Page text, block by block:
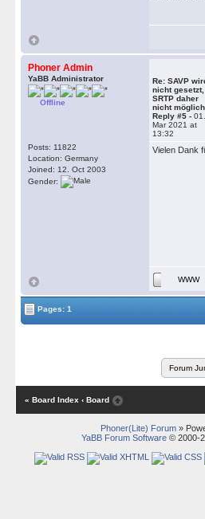
Phoner Admin
YaBB Administrator
Offline
Posts: 11822
Location: Germany
Joined: 12. Oct 2003
Gender:
Re: SAVP
nicht gesetzt,
SRTP daher
nicht möglich
Reply #5 - 01.
Mar 2021 at
13:32
Vielen Dank
WWW
Pages: 1
« Board Index ‹ Board
Phoner(Lite) Forum»
YaBB Forum Software© 2000-